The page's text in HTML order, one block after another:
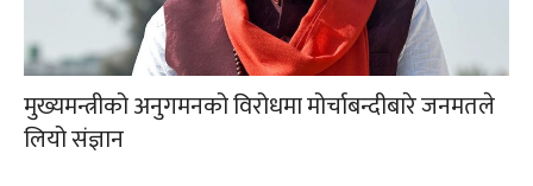
मुख्यमन्त्रीको अनुगमनको विरोधमा मोर्चाबन्दीबारे जनमतले
लियो संज्ञान